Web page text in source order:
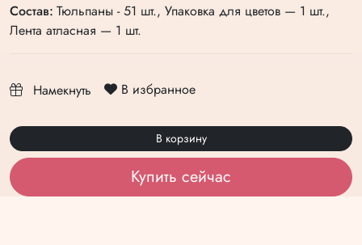
Состав: Тюльпаны - 51 шт., Упаковка для цветов — 1 шт.,
Лента атласная — 1 шт.
Намекнуть В избранное
В корзину
Купить сейчас